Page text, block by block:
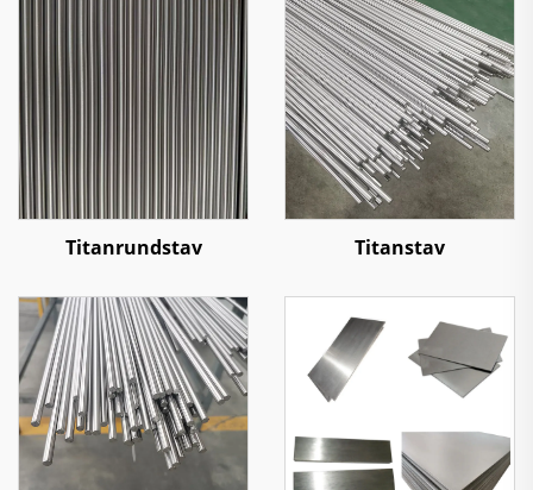
Titanrundstav Titanstav